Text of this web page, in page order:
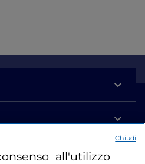
all'utilizzo
Chiudi